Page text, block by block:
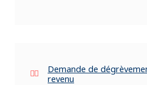
Demande de
revenu